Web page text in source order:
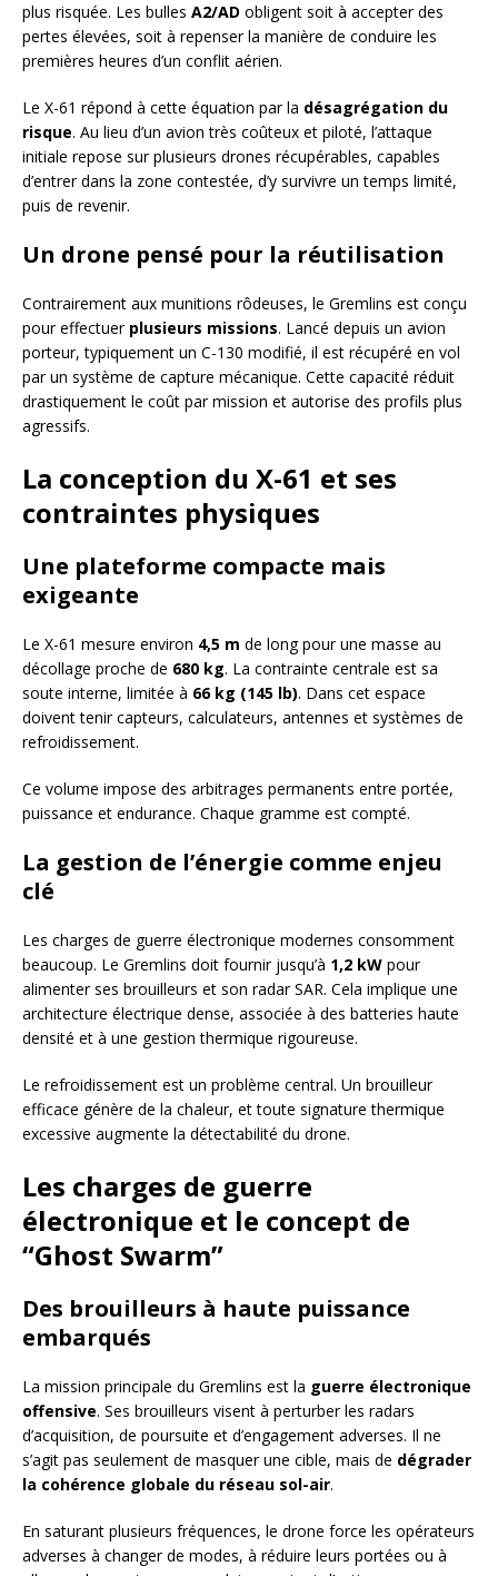
plus risquée. Les bulles A2/AD obligent soit à accepter des
pertes élevées, soit à repenser la manière de conduire les
premières heures d’un conflit aérien.
Le X-61 répond à cette équation par la désagrégation du
risque. Au lieu d’un avion très coûteux et piloté, l’attaque
initiale repose sur plusieurs drones récupérables, capables
d’entrer dans la zone contestée, d’y survivre un temps limité,
puis de revenir.
Un drone pensé pour la réutilisation
Contrairement aux munitions rôdeuses, le Gremlins est conçu
pour effectuer plusieurs missions. Lancé depuis un avion
porteur, typiquement un C-130 modifié, il est récupéré en vol
par un système de capture mécanique. Cette capacité réduit
drastiquement le coût par mission et autorise des profils plus
agressifs.
La conception du X-61 et ses
contraintes physiques
Une plateforme compacte mais
exigeante
Le X-61 mesure environ 4,5 m de long pour une masse au
décollage proche de 680 kg. La contrainte centrale est sa
soute interne, limitée à 66 kg (145 lb). Dans cet espace
doivent tenir capteurs, calculateurs, antennes et systèmes de
refroidissement.
Ce volume impose des arbitrages permanents entre portée,
puissance et endurance. Chaque gramme est compté.
La gestion de l’énergie comme enjeu
clé
Les charges de guerre électronique modernes consomment
beaucoup. Le Gremlins doit fournir jusqu’à 1,2 kW pour
alimenter ses brouilleurs et son radar SAR. Cela implique une
architecture électrique dense, associée à des batteries haute
densité et à une gestion thermique rigoureuse.
Le refroidissement est un problème central. Un brouilleur
efficace génère de la chaleur, et toute signature thermique
excessive augmente la détectabilité du drone.
Les charges de guerre
électronique et le concept de
“Ghost Swarm”
Des brouilleurs à haute puissance
embarqués
La mission principale du Gremlins est la guerre électronique
offensive. Ses brouilleurs visent à perturber les radars
d’acquisition, de poursuite et d’engagement adverses. Il ne
s’agit pas seulement de masquer une cible, mais de dégrader
la cohérence globale du réseau sol-air.
En saturant plusieurs fréquences, le drone force les opérateurs
adverses à changer de modes, à réduire leurs portées ou à